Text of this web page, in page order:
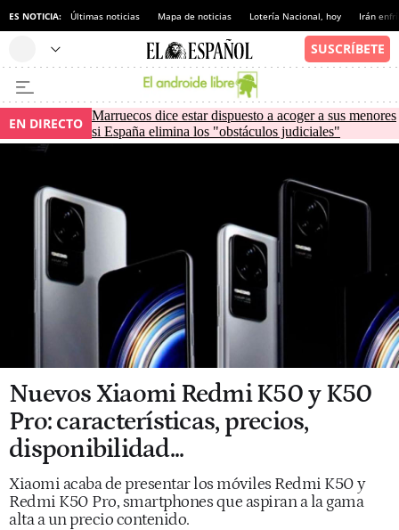
ES NOTICIA: Últimas noticias Mapa de noticias Lotería Nacional, hoy Irán
EN DIRECTO Marruecos dice estar dispuesto a acoger a sus menores
si España elimina los "obstáculos judiciales"
Nuevos Xiaomi Redmi K50 y K50
Pro: características, precios,
disponibilidad...
Xiaomi acaba de presentar los móviles Redmi K50 y
Redmi K50 Pro, smartphones que aspiran a la gama
alta a un precio contenido.